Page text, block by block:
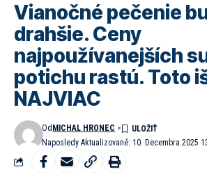
Vianočné pečenie
drahšie. Ceny
najpoužívanejších
potichu rastú. Toto
NAJVIAC
Naposledy Aktualizované: 10. Decembra 2025
Od MICHAL HRONEC